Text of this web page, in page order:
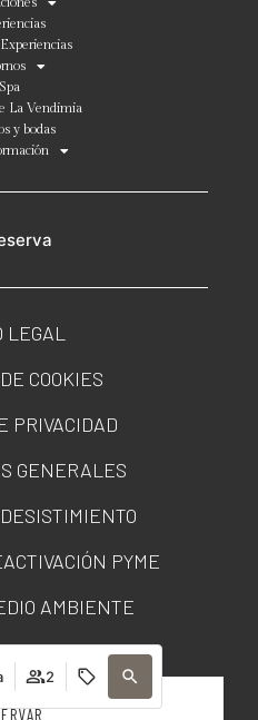
2
Spa
La Vendimia
y bodas
LEGAL
COOKIES
PRIVACIDAD
GENERALES
PYME
AMBIENTE